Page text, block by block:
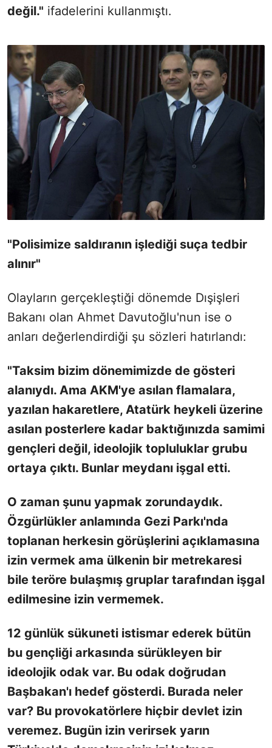
değil." ifadelerini kullanmıştı.
"Polisimize saldıranın işlediği suça tedbir
alınır"
Olayların gerçekleştiği dönemde Dışişleri
Bakanı olan Ahmet Davutoğlu'nun ise o
anları değerlendirdiği şu sözleri hatırlandı:
"Taksim bizim dönemimizde de gösteri
alanıydı. Ama AKM'ye asılan flamalara,
yazılan hakaretlere, Atatürk heykeli üzerine
asılan posterlere kadar baktığınızda samimi
gençleri değil, ideolojik topluluklar grubu
ortaya çıktı. Bunlar meydanı işgal etti.
O zaman şunu yapmak zorundaydık.
Özgürlükler anlamında Gezi Parkı'nda
toplanan herkesin görüşlerini açıklamasına
izin vermek ama ülkenin bir metrekaresi
bile teröre bulaşmış gruplar tarafından işgal
edilmesine izin vermemek.
12 günlük sükuneti istismar ederek bütün
bu gençliği arkasında sürükleyen bir
ideolojik odak var. Bu odak doğrudan
Başbakan'ı hedef gösterdi. Burada neler
var? Bu provokatörlere hiçbir devlet izin
veremez. Bugün izin verirsek yarın